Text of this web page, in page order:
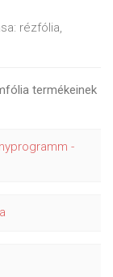
rézfólia,
termékeinek
-